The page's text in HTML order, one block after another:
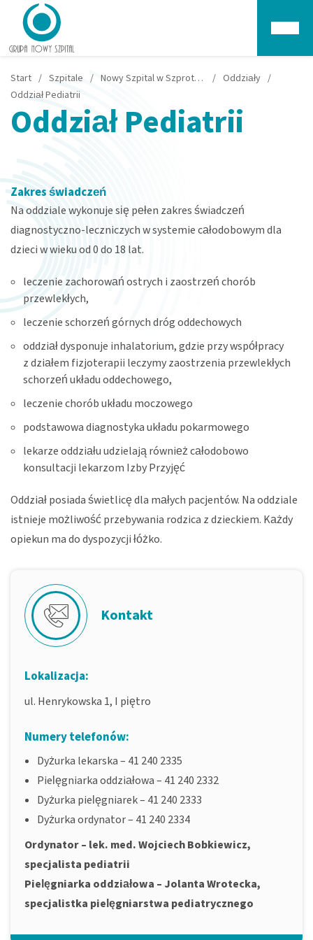
Start / Szpitale / Nowy Szpital w Szprotawie / Oddziały /
Oddział Pediatrii
Oddział Pediatrii
Zakres świadczeń
Na oddziale wykonuje się pełen zakres świadczeń
diagnostyczno-leczniczych w systemie całodobowym dla
dzieci w wieku od 0 do 18 lat.
leczenie zachorowań ostrych i zaostrzeń chorób
przewlekłych,
leczenie schorzeń górnych dróg oddechowych
oddział dysponuje inhalatorium, gdzie przy współpracy
z działem fizjoterapii leczymy zaostrzenia przewlekłych
schorzeń układu oddechowego,
leczenie chorób układu moczowego
podstawowa diagnostyka układu pokarmowego
lekarze oddziału udzielają również całodobowo
konsultacji lekarzom Izby Przyjęć
Oddział posiada świetlicę dla małych pacjentów. Na oddziale
istnieje możliwość przebywania rodzica z dzieckiem. Każdy
opiekun ma do dyspozycji łóżko.
Kontakt
Lokalizacja:
ul. Henrykowska 1, I piętro
Numery telefonów:
Dyżurka lekarska – 41 240 2335
Pielęgniarka oddziałowa – 41 240 2332
Dyżurka pielęgniarek – 41 240 2333
Dyżurka ordynator – 41 240 2334
Ordynator – lek. med. Wojciech Bobkiewicz,
specjalista pediatrii
Pielęgniarka oddziałowa – Jolanta Wrotecka,
specjalistka pielęgniarstwa pediatrycznego